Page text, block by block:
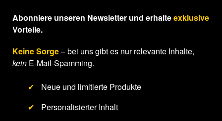
Abonniere unseren Newsletter und erhalteexklusive
Vorteile.
Keine Sorge– bei uns gibt es nur relevante Inhalte,
kein E-Mail-Spamming.
✔
Neue und limitierte Produkte
✔
Personalisierter Inhalt